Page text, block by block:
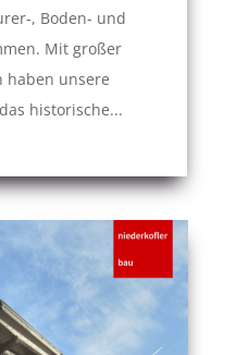
, Boden- und
Mit großer
haben unsere
historische...